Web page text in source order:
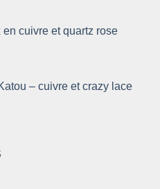
cuivre et quartz rose
– cuivre et crazy lace